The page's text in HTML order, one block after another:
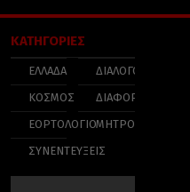
ΚΑΤΗΓΟΡΙΕΣ
ΕΛΛΑΔΑ
ΚΟΣΜΟΣ
ΕΟΡΤΟΛΟΓΙΟ
ΣΥΝΕΝΤΕΥΞΕΙΣ
ΔΙΑΛΟΓΟΣ
ΔΙΑΦΟΡΑ
ΜΗΤΡΟΠΟΛΕΙΣ